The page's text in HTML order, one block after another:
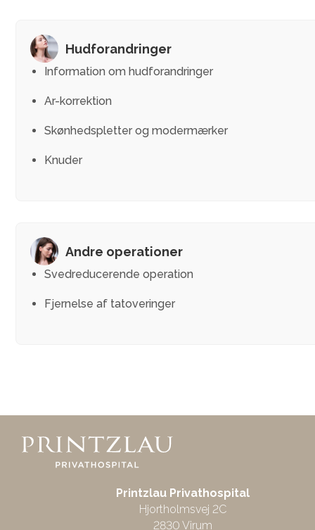
Hudforandringer
Information om hudforandringer
Ar-korrektion
Skønhedspletter og modermærker
Knuder
Andre operationer
Svedreducerende operation
Fjernelse af tatoveringer
Printzlau Privathospital
Hjortholmsvej 2C
2830 Virum